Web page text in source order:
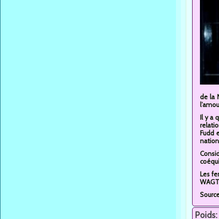
de la
Il y a
Fudd
Les
Poids: